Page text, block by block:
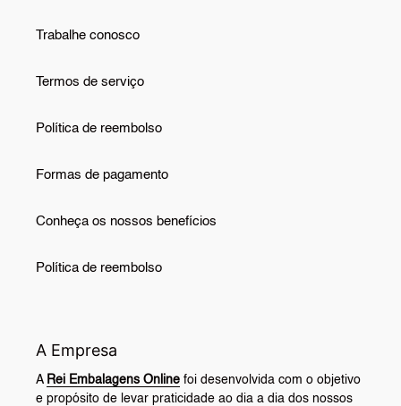
Trabalhe conosco
Termos de serviço
Política de reembolso
Formas de pagamento
Conheça os nossos benefícios
Política de reembolso
A Empresa
A Rei Embalagens Online foi desenvolvida com o objetivo
e propósito de levar praticidade ao dia a dia dos nossos